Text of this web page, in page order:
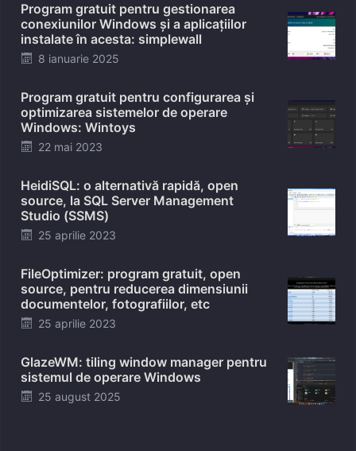
Program gratuit pentru gestionarea
conexiunilor Windows și a aplicațiilor
instalate în acesta: simplewall
Posted
8 ianuarie 2025
Program gratuit pentru configurarea și
optimizarea sistemelor de operare
Windows: Wintoys
Posted
22 mai 2023
HeidiSQL: o alternativă rapidă, open
source, la SQL Server Management
Studio (SSMS)
Posted
25 aprilie 2023
FileOptimizer: program gratuit, open
source, pentru reducerea dimensiunii
documentelor, fotografiilor, etc
Posted
25 aprilie 2023
GlazeWM: tiling window manager pentru
sistemul de operare Windows
Posted
25 august 2025